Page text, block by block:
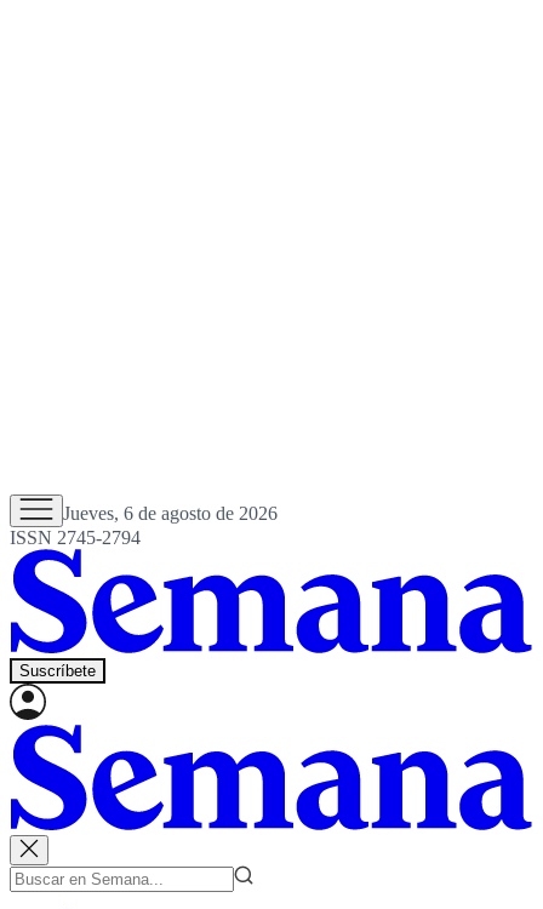
Jueves, 6 de agosto de 2026
ISSN 2745-2794
Suscríbete